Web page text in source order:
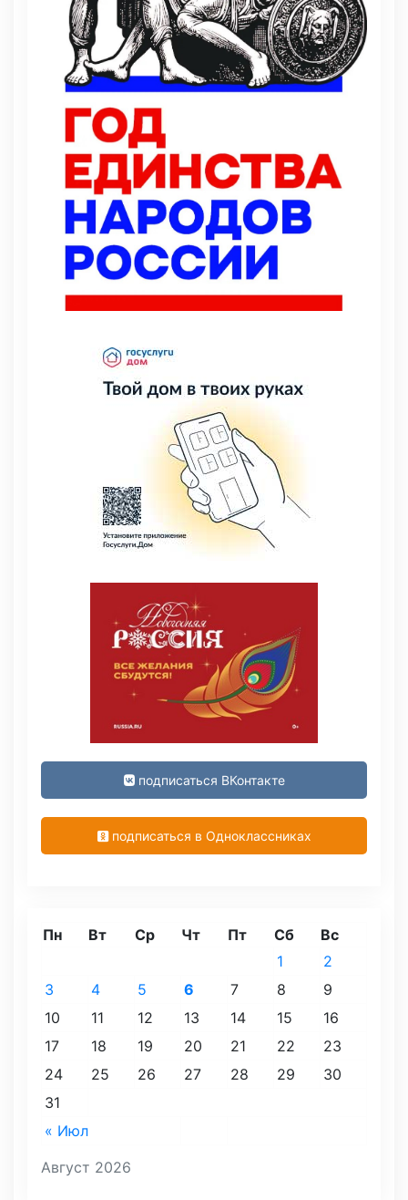
подписаться ВКонтакте
подписаться в Одноклассниках
Август 2026
Пн Вт Ср Чт Пт Сб Вс
« Июл
1
2
3
4 5 6 7 8
9
10
11 12 13 14 15
16
17
18 19 20 21 22
23
24
25 26 27 28 29
30
31